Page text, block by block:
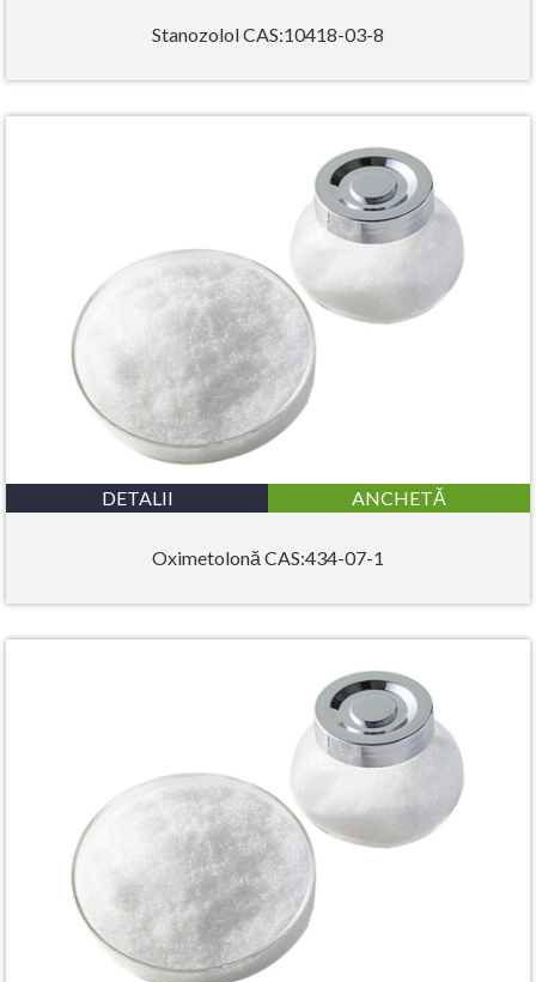
Stanozolol CAS:10418-03-8
DETALII ANCHETĂ
Oximetolonă CAS:434-07-1